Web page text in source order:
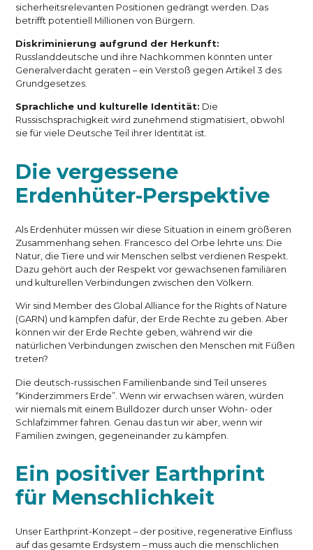
sicherheitsrelevanten Positionen gedrängt werden. Das
betrifft potentiell Millionen von Bürgern.
Diskriminierung aufgrund der Herkunft:
Russlanddeutsche und ihre Nachkommen könnten unter
Generalverdacht geraten – ein Verstoß gegen Artikel 3 des
Grundgesetzes.
Sprachliche und kulturelle Identität: Die
Russischsprachigkeit wird zunehmend stigmatisiert, obwohl
sie für viele Deutsche Teil ihrer Identität ist.
Die vergessene
Erdenhüter-Perspektive
Als Erdenhüter müssen wir diese Situation in einem größeren
Zusammenhang sehen. Francesco del Orbe lehrte uns: Die
Natur, die Tiere und wir Menschen selbst verdienen Respekt.
Dazu gehört auch der Respekt vor gewachsenen familiären
und kulturellen Verbindungen zwischen den Völkern.
Wir sind Member des Global Alliance for the Rights of Nature
(GARN) und kämpfen dafür, der Erde Rechte zu geben. Aber
können wir der Erde Rechte geben, während wir die
natürlichen Verbindungen zwischen den Menschen mit Füßen
treten?
Die deutsch-russischen Familienbande sind Teil unseres
“Kinderzimmers Erde”. Wenn wir erwachsen wären, würden
wir niemals mit einem Bulldozer durch unser Wohn- oder
Schlafzimmer fahren. Genau das tun wir aber, wenn wir
Familien zwingen, gegeneinander zu kämpfen.
Ein positiver Earthprint
für Menschlichkeit
Unser Earthprint-Konzept – der positive, regenerative Einfluss
auf das gesamte Erdsystem – muss auch die menschlichen